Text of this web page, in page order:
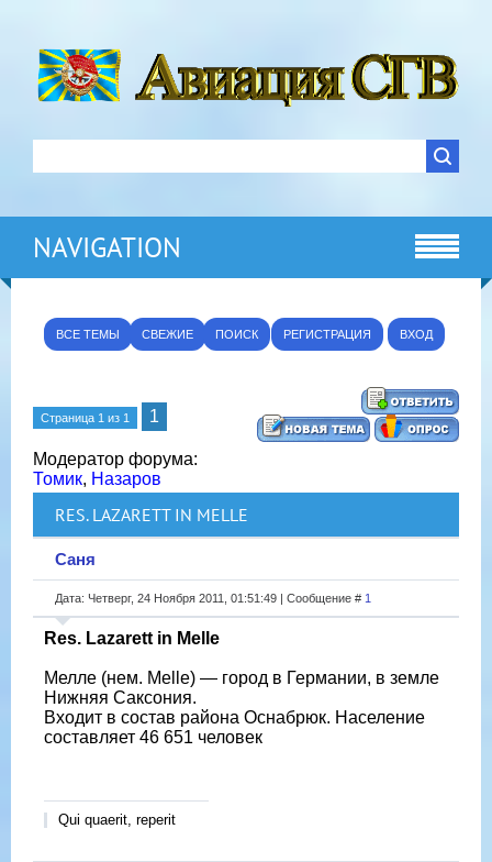
NAVIGATION
ВСЕ ТЕМЫ СВЕЖИЕ ПОИСК РЕГИСТРАЦИЯ ВХОД
Страница 1 из 1 1
Модератор форума:
Томик, Назаров
RES. LAZARETT IN MELLE
Саня
Дата: Четверг, 24 Ноября 2011, 01:51:49 | Сообщение # 1
Res. Lazarett in Melle
Мелле (нем. Melle) — город в Германии, в земле
Нижняя Саксония.
Входит в состав района Оснабрюк. Население
составляет 46 651 человек
Qui quaerit, reperit